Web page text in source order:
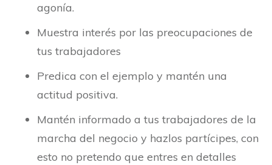
agonía.
Muestra interés por las preocupaciones de
tus trabajadores
Predica con el ejemplo y mantén una
actitud positiva.
Mantén informado a tus trabajadores de la
marcha del negocio y hazlos partícipes, con
esto no pretendo que entres en detalles